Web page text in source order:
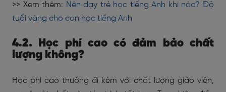
>> Xem thêm: Nên dạy trẻ học tiếng Anh khi nào? Độ
tuổi vàng cho con học tiếng Anh
4.2. Học phí cao có đảm bảo chất
lượng không?
Học phí cao thường đi kèm với chất lượng giáo viên,